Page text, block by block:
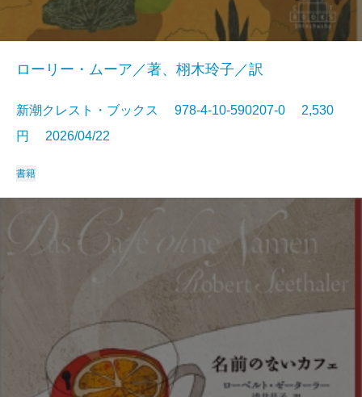
ローリー・ムーア／著、栩木玲子／訳
新潮クレスト・ブックス 978-4-10-590207-0 2,530
円 2026/04/22
書籍